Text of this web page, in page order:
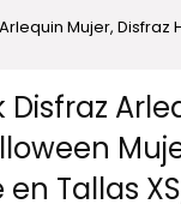
Mujer, Disfraz
Disfraz
Tallas